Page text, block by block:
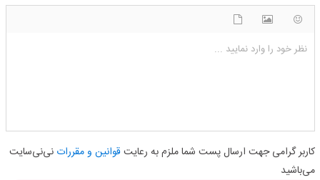
نظر خود را وارد نمایید ...
کاربر گرامی جهت ارسال پست شما ملزم به رعایت قوانین و مقرراتنی‌نی‌سایت
می‌باشید